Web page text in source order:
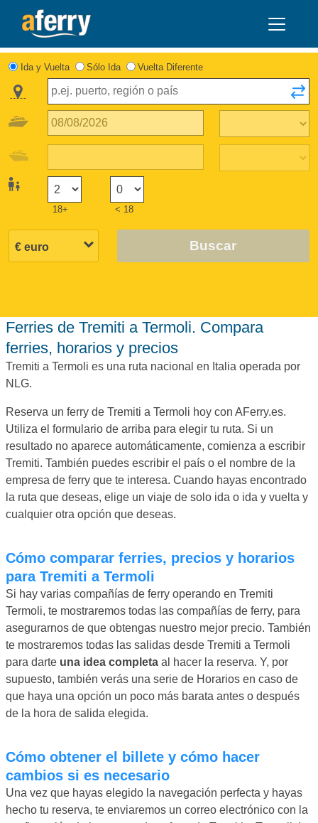
Ida y Vuelta Sólo Ida Vuelta Diferente
18+ < 18
Buscar
Ferries de Tremiti a Termoli. Compara
ferries, horarios y precios
Tremiti a Termoli es una ruta nacional en Italia operada por
NLG.
Reserva un ferry de Tremiti a Termoli hoy con AFerry.es.
Utiliza el formulario de arriba para elegir tu ruta. Si un
resultado no aparece automáticamente, comienza a escribir
Tremiti. También puedes escribir el país o el nombre de la
empresa de ferry que te interesa. Cuando hayas encontrado
la ruta que deseas, elige un viaje de solo ida o ida y vuelta y
cualquier otra opción que deseas.
Cómo comparar ferries, precios y horarios
para Tremiti a Termoli
Si hay varias compañías de ferry operando en Tremiti
Termoli, te mostraremos todas las compañías de ferry, para
asegurarnos de que obtengas nuestro mejor precio. También
te mostraremos todas las salidas desde Tremiti a Termoli
para darte una idea completa al hacer la reserva. Y, por
supuesto, también verás una serie de Horarios en caso de
que haya una opción un poco más barata antes o después
de la hora de salida elegida.
Cómo obtener el billete y cómo hacer
cambios si es necesario
Una vez que hayas elegido la navegación perfecta y hayas
hecho tu reserva, te enviaremos un correo electrónico con la